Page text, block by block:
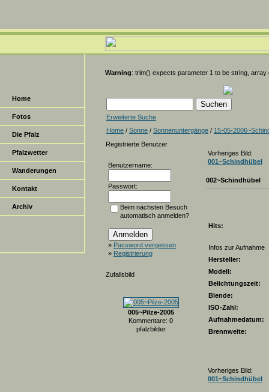
Home
Fotos
Die Pfalz
Pfalzwetter
Wanderungen
Kontakt
Archiv
Warning: trim() expects parameter 1 to be string,
Erweiterte Suche
Home / Sonne / Sonnenuntergänge / 15-05-
Registrierte Benutzer
Benutzername:
Passwort:
Beim nächsten Besuch
automatisch anmelden?
» Password vergessen
» Registrierung
Zufallsbild
005~Pilze-2005
Kommentare: 0
pfalzbilder
Vorheriges Bild:
001~Schindhübel
002~Schindhübel
Hits:
Infos zur Aufnahme
Hersteller:
Modell:
Belichtungszeit:
Blende:
ISO-Zahl:
Aufnahmedatum:
Brennweite:
Vorheriges Bild:
001~Schindhübel